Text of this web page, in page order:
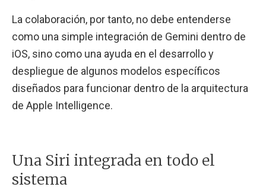
La colaboración, por tanto, no debe entenderse
como una simple integración de Gemini dentro de
iOS, sino como una ayuda en el desarrollo y
despliegue de algunos modelos específicos
diseñados para funcionar dentro de la arquitectura
de Apple Intelligence.
Una Siri integrada en todo el
sistema